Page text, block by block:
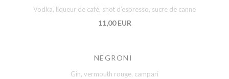
Vodka, liqueur de café, shot d’espresso, sucre de canne
11,00 EUR
NEGRONI
Gin, vermouth rouge, campari